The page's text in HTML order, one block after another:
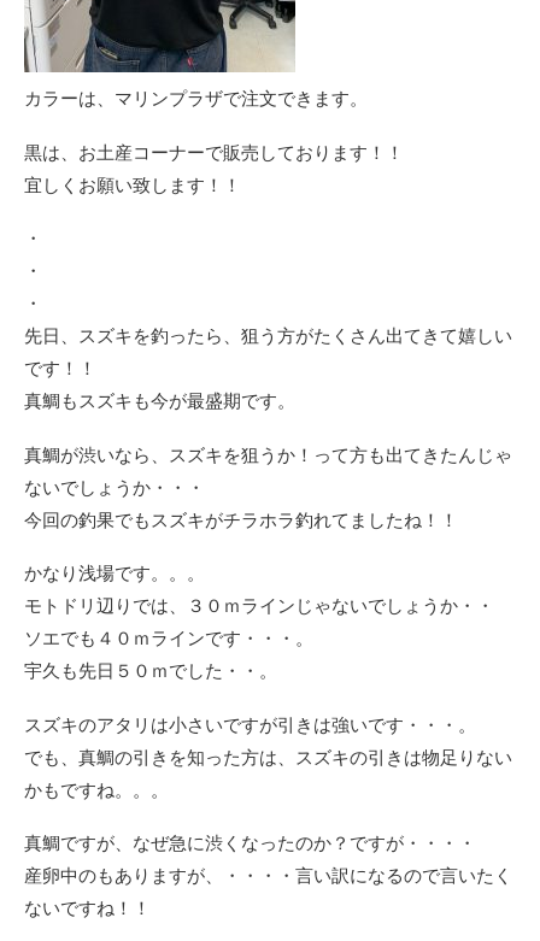
カラーは、マリンプラザで注文できます。
黒は、お土産コーナーで販売しております！！
宜しくお願い致します！！
・
・
・
先日、スズキを釣ったら、狙う方がたくさん出てきて嬉しい
です！！
真鯛もスズキも今が最盛期です。
真鯛が渋いなら、スズキを狙うか！って方も出てきたんじゃ
ないでしょうか・・・
今回の釣果でもスズキがチラホラ釣れてましたね！！
かなり浅場です。。。
モトドリ辺りでは、３０ｍラインじゃないでしょうか・・
ソエでも４０ｍラインです・・・。
宇久も先日５０ｍでした・・。
スズキのアタリは小さいですが引きは強いです・・・。
でも、真鯛の引きを知った方は、スズキの引きは物足りない
かもですね。。。
真鯛ですが、なぜ急に渋くなったのか？ですが・・・・
産卵中のもありますが、・・・・言い訳になるので言いたく
ないですね！！